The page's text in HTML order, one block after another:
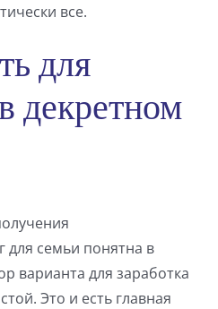
все.
для
декретном
для семьи понятна в
варианта для заработка
Это и есть главная